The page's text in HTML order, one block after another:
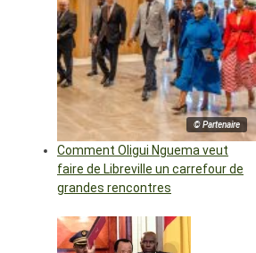
© Partenaire
Comment Oligui Nguema veut
faire de Libreville un carrefour de
grandes rencontres